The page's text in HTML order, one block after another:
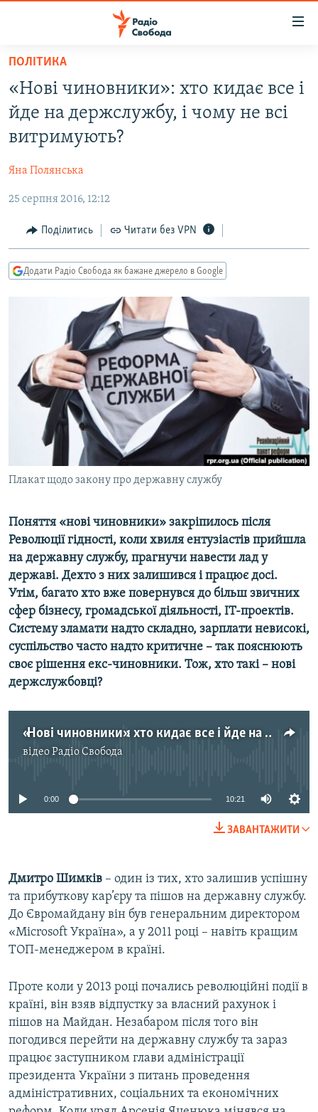
Перейти
основного
матеріалу
до
основної
Перейти
пошуку
СУСПІЛЬСТВО
КУЛЬТУРА
УКРАЇНА
РОСІЙСЬКА «ФІЛЬТРАЦІЯ»
ДОНБАС.РЕАЛІЇ
КРИМ.РЕАЛІЇ
СХЕМИ
КИТАЙ.ВИКЛИКИ
МУЛЬТИМЕДІА
ФОТО
СПЕЦПРОЄКТИ
ПОДКАСТИ
КРИМ РЕАЛІЇ
РУС
КТАТ
ДОЛУЧАЙСЯ!
Усі сайти RFE/RL
ПОЛІТИКА
«Нові чиновники»: хто кидає все і
йде на держслужбу, і чому не всі
витримують?
Яна Полянська
25 серпня 2016, 12:12
Поділитись Читати без VPN
Додати Радіо Свобода як бажане джерело в Google
Плакат щодо закону про державну службу
Поняття «нові чиновники» закріпилось після
Революції гідності, коли хвиля ентузіастів прийшла
на державну службу, прагнучи навести лад у
державі. Дехто з них залишився і працює досі.
Утім, багато хто вже повернувся до більш звичних
сфер бізнесу, громадської діяльності, ІТ-проектів.
Систему зламати надто складно, зарплати невисокі,
суспільство часто надто критичне – так пояснюють
своє рішення екс-чиновники. Тож, хто такі – нові
держслужбовці?
«Нові чиновники»: хто кидає все і йде на держслужбу, і чому не всі витримують?
відеоРадіо Свобода
No media source currently available
0:00 10:21
ЗАВАНТАЖИТИ
Дмитро Шимків – один із тих, хто залишив успішну
та прибуткову кар’єру та пішов на державну службу.
До Євромайдану він був генеральним директором
«Mіcrosoft Україна», а у 2011 році – навіть кращим
ТОП-менеджером в країні.
Проте коли у 2013 році почались революційні події в
країні, він взяв відпустку за власний рахунок і
пішов на Майдан. Незабаром після того він
погодився перейти на державну службу та зараз
працює заступником глави адміністрації
президента України з питань проведення
адміністративних, соціальних та економічних